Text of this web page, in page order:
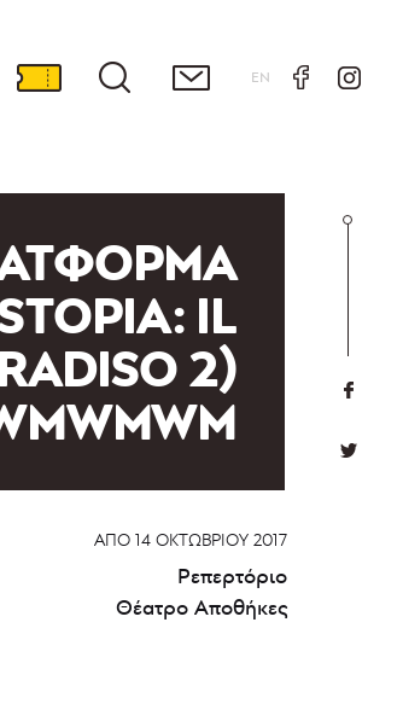
EN
IL
2)
ΑΠΌ 14 ΟΚΤΩΒΡΊΟΥ 2017
Ρεπερτόριο
Θέατρο Αποθήκες